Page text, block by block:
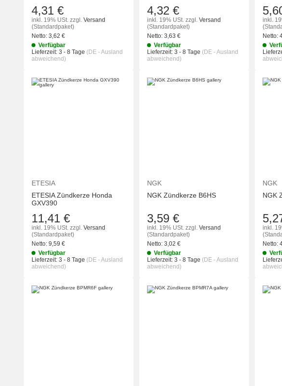
4,31 €
inkl. 19% USt. zzgl. Versand
(Standardpaket)
Netto: 3,62 €
Verfügbar
Lieferzeit: 3 - 8 Tage (DE - Ausland
abweichend)
4,32 €
inkl. 19% USt. zzgl. Versand
(Standardpaket)
Netto: 3,63 €
Verfügbar
Lieferzeit: 3 - 8 Tage (DE - Ausland
abweichend)
inkl.
Netto:
ETESIA
ETESIA Zündkerze Honda
GXV390
11,41 €
inkl. 19% USt. zzgl. Versand
(Standardpaket)
Netto: 9,59 €
Verfügbar
Lieferzeit: 3 - 8 Tage (DE - Ausland
abweichend)
NGK
NGK Zündkerze B6HS
3,59 €
inkl. 19% USt. zzgl. Versand
(Standardpaket)
Netto: 3,02 €
Verfügbar
Lieferzeit: 3 - 8 Tage (DE - Ausland
abweichend)
NGK
NGK
inkl.
Netto: